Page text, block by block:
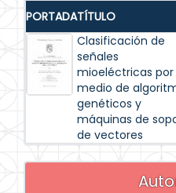
PORTADATÍTULO
Clasificación de
señales
mioeléctricas por
medio de
genéticos y
máquinas de
de vectores